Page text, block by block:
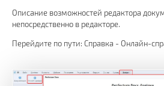
Описание возможностей редактора
непосредственно в редакторе.
Перейдите по пути: Справка - Онлайн-